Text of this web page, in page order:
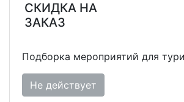
СКИДКА НА
ЗАКАЗ
Подборка мероприятий для
Не действует